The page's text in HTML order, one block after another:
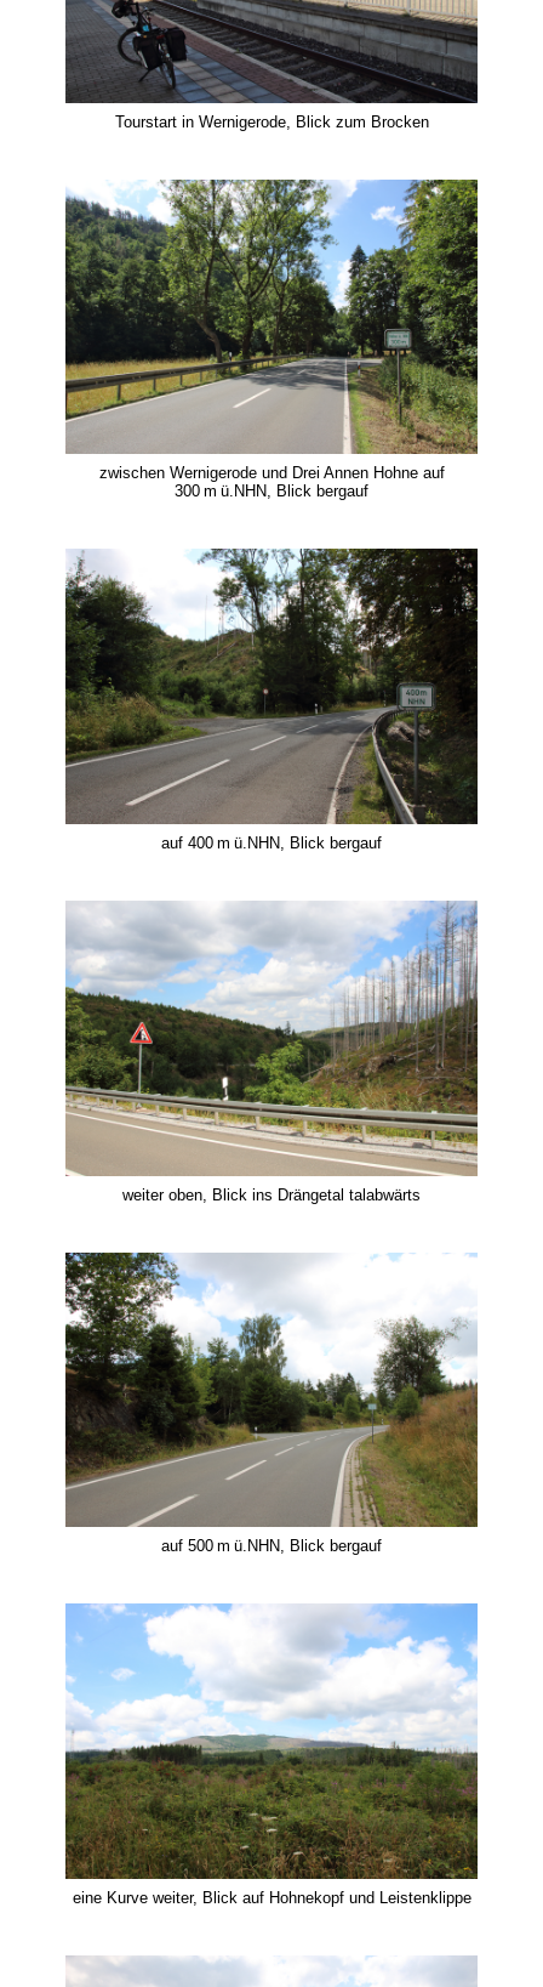
Tourstart in Wernigerode, Blick zum Brocken
zwischen Wernigerode und Drei Annen Hohne auf
300 m ü.NHN, Blick bergauf
auf 400 m ü.NHN, Blick bergauf
weiter oben, Blick ins Drängetal talabwärts
auf 500 m ü.NHN, Blick bergauf
eine Kurve weiter, Blick auf Hohnekopf und Leistenklippe